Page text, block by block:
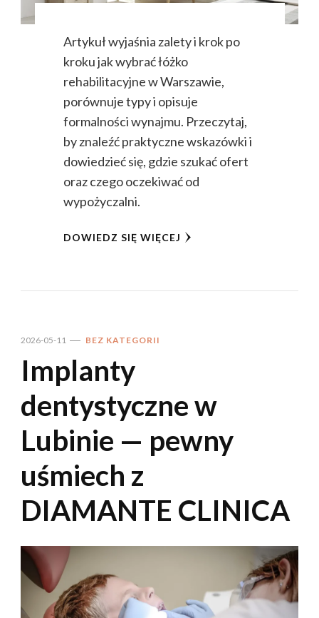
Artykuł wyjaśnia zalety i krok po
kroku jak wybrać łóżko
rehabilitacyjne w Warszawie,
porównuje typy i opisuje
formalności wynajmu. Przeczytaj,
by znaleźć praktyczne wskazówki i
dowiedzieć się, gdzie szukać ofert
oraz czego oczekiwać od
wypożyczalni.
DOWIEDZ SIĘ WIĘCEJ
2026-05-11 BEZ KATEGORII
Implanty
dentystyczne w
Lubinie — pewny
uśmiech z
DIAMANTE CLINICA